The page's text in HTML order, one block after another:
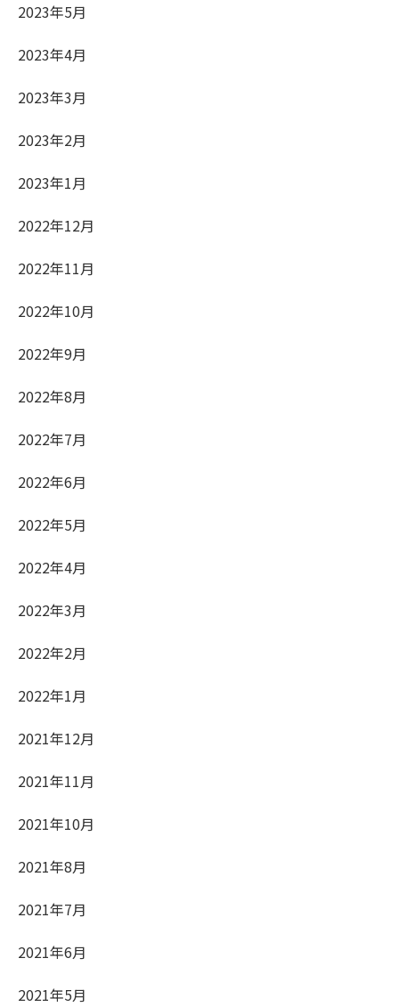
2023年5月
2023年4月
2023年3月
2023年2月
2023年1月
2022年12月
2022年11月
2022年10月
2022年9月
2022年8月
2022年7月
2022年6月
2022年5月
2022年4月
2022年3月
2022年2月
2022年1月
2021年12月
2021年11月
2021年10月
2021年8月
2021年7月
2021年6月
2021年5月